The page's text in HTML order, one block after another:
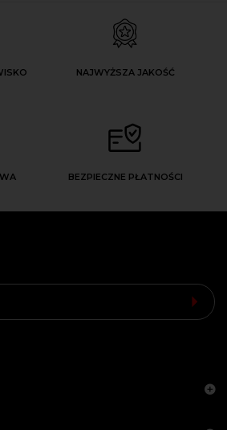
NAJWYŻSZA JAKOŚĆ
BEZPIECZNE PŁATNOŚCI